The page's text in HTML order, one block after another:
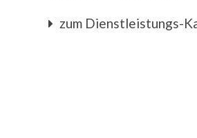
zum Dienstleistungs-